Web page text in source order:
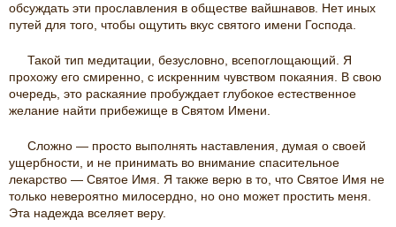
обсуждать эти прославления в обществе вайшнавов. Нет иных
путей для того, чтобы ощутить вкус святого имени Господа.
Такой тип медитации, безусловно, всепоглощающий. Я
прохожу его смиренно, с искренним чувством покаяния. В свою
очередь, это раскаяние пробуждает глубокое естественное
желание найти прибежище в Святом Имени.
Сложно — просто выполнять наставления, думая о своей
ущербности, и не принимать во внимание спасительное
лекарство — Святое Имя. Я также верю в то, что Святое Имя не
только невероятно милосердно, но оно может простить меня.
Эта надежда вселяет веру.